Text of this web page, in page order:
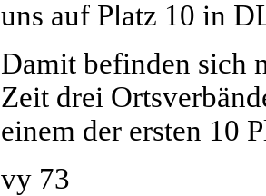
uns auf Platz 10 in
Damit befinden sich
Zeit drei
einem der ersten 10
vy 73